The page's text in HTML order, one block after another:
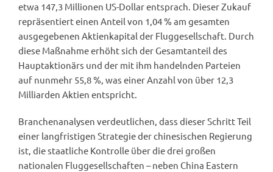
etwa 147,3 Millionen US-Dollar entsprach. Dieser Zukauf
repräsentiert einen Anteil von 1,04 % am gesamten
ausgegebenen Aktienkapital der Fluggesellschaft. Durch
diese Maßnahme erhöht sich der Gesamtanteil des
Hauptaktionärs und der mit ihm handelnden Parteien
auf nunmehr 55,8 %, was einer Anzahl von über 12,3
Milliarden Aktien entspricht.
Branchenanalysen verdeutlichen, dass dieser Schritt Teil
einer langfristigen Strategie der chinesischen Regierung
ist, die staatliche Kontrolle über die drei großen
nationalen Fluggesellschaften – neben China Eastern